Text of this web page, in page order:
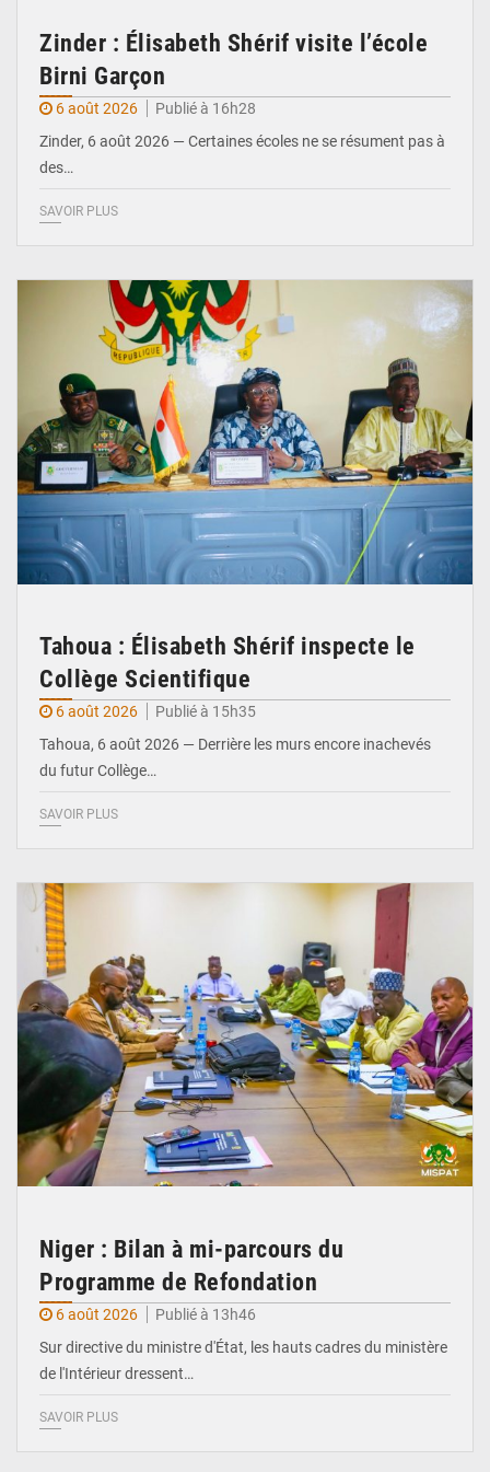
Zinder : Élisabeth Shérif visite l’école
Birni Garçon
6 août 2026
Publié à 16h28
Zinder, 6 août 2026 — Certaines écoles ne se résument pas à
des…
SAVOIR PLUS
Tahoua : Élisabeth Shérif inspecte le
Collège Scientifique
6 août 2026
Publié à 15h35
Tahoua, 6 août 2026 — Derrière les murs encore inachevés
du futur Collège…
SAVOIR PLUS
Niger : Bilan à mi-parcours du
Programme de Refondation
6 août 2026
Publié à 13h46
Sur directive du ministre d'État, les hauts cadres du ministère
de l'Intérieur dressent…
SAVOIR PLUS